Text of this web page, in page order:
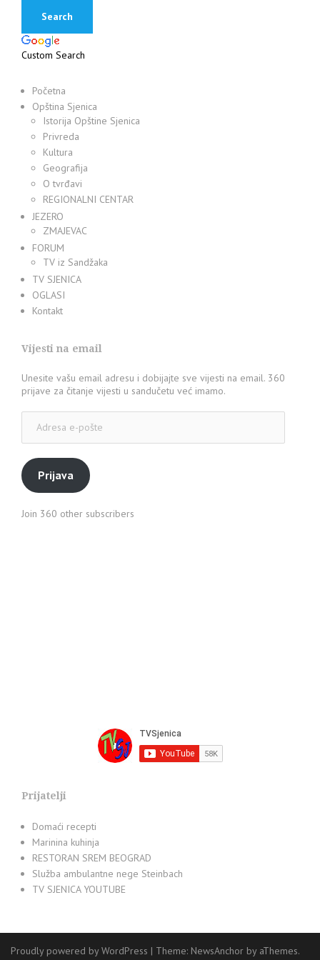
Custom Search
Početna
Opština Sjenica
Istorija Opštine Sjenica
Privreda
Kultura
Geografija
O tvrđavi
REGIONALNI CENTAR
JEZERO
ZMAJEVAC
FORUM
TV iz Sandžaka
TV SJENICA
OGLASI
Kontakt
Vijesti na email
Unesite vašu email adresu i dobijajte sve vijesti na email. 360
prijave za čitanje vijesti u sandučetu već imamo.
pošte
Prijava
Join 360 other subscribers
Prijatelji
Domaći recepti
Marinina kuhinja
RESTORAN SREM BEOGRAD
Služba ambulantne nege Steinbach
TV SJENICA YOUTUBE
Proudly powered by WordPress | Theme: NewsAnchor by aThemes.